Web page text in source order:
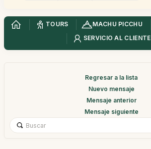
TOURS MACHU PICCHU
SERVICIO AL CLIENTE
Regresar a la lista
Nuevo mensaje
Mensaje anterior
Mensaje siguiente